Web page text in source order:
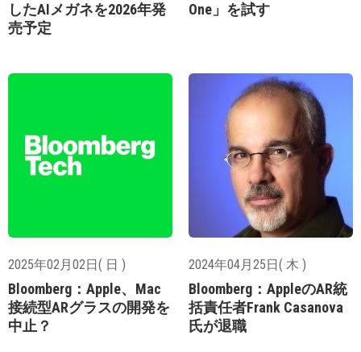
したAIメガネを2026年発
売予定
One」を試す
2025年02月02日( 日 )
Bloomberg：Apple、Mac
接続型ARグラスの開発を
中止？
2024年04月25日( 木 )
Bloomberg：AppleのAR統
括責任者Frank Casanova
氏が退職